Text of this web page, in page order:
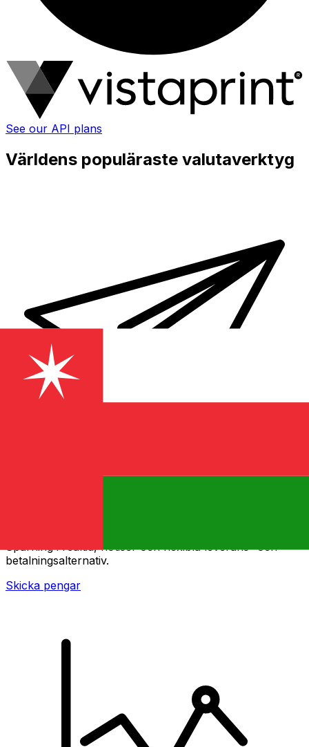
See our API plans
Världens populäraste valutaverktyg
Spårning i realtid, notiser och flexibla leverans- och
betalningsalternativ.
Skicka pengar